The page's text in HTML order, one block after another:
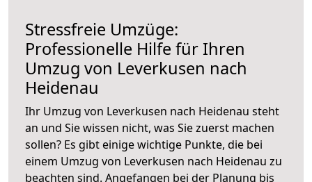
Stressfreie Umzüge:
Professionelle Hilfe für Ihren
Umzug von Leverkusen nach
Heidenau
Ihr Umzug von Leverkusen nach Heidenau steht
an und Sie wissen nicht, was Sie zuerst machen
sollen? Es gibt einige wichtige Punkte, die bei
einem Umzug von Leverkusen nach Heidenau zu
beachten sind. Angefangen bei der Planung bis